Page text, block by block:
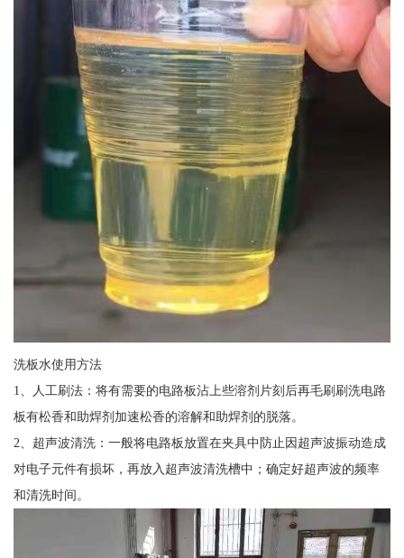
洗板水使用方法
1、人工刷法：将有需要的电路板沾上些溶剂片刻后再毛刷刷洗电路
板有松香和助焊剂加速松香的溶解和助焊剂的脱落。
2、超声波清洗：一般将电路板放置在夹具中防止因超声波振动造成
对电子元件有损坏，再放入超声波清洗槽中；确定好超声波的频率
和清洗时间。